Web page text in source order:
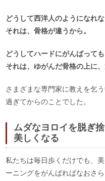
どうして西洋人のようになれな
それは、骨格が違うから。
どうしてハードにがんばって
それは、ゆがんだ骨格の上に
さまざまな専門家に教えを乞
過ぎてからのことでした。
ムダなヨロイを脱ぎ
美しくなる
私たちは毎日歩くだけでも、
ーニングをがんばればなおさ